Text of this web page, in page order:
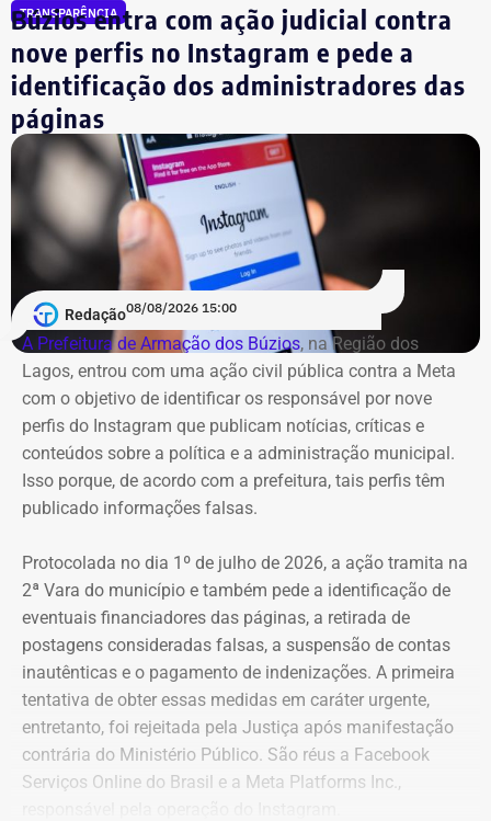
TRANSPARÊNCIA
Búzios entra com ação judicial contra
nove perfis no Instagram e pede a
identificação dos administradores das
páginas
Redação08/08/2026 15:00
A Prefeitura de Armação dos Búzios, na Região dos
Lagos, entrou com uma ação civil pública contra a Meta
com o objetivo de identificar os responsável por nove
perfis do Instagram que publicam notícias, críticas e
conteúdos sobre a política e a administração municipal.
Isso porque, de acordo com a prefeitura, tais perfis têm
publicado informações falsas.
Protocolada no dia 1º de julho de 2026, a ação tramita na
2ª Vara do município e também pede a identificação de
eventuais financiadores das páginas, a retirada de
postagens consideradas falsas, a suspensão de contas
inautênticas e o pagamento de indenizações. A primeira
tentativa de obter essas medidas em caráter urgente,
entretanto, foi rejeitada pela Justiça após manifestação
contrária do Ministério Público. São réus a Facebook
Serviços Online do Brasil e a Meta Platforms Inc.,